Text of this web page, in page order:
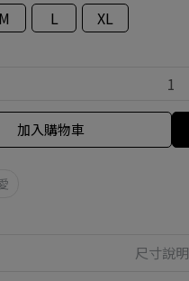
M L XL
加入購物車
尺寸說明